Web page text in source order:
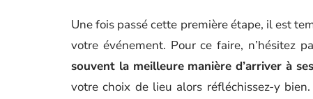
Une fois passé cette première étape, il est
votre événement. Pour ce faire, n’hésitez
souvent la meilleure manière d’arriver à
votre choix de lieu alors réfléchissez-y